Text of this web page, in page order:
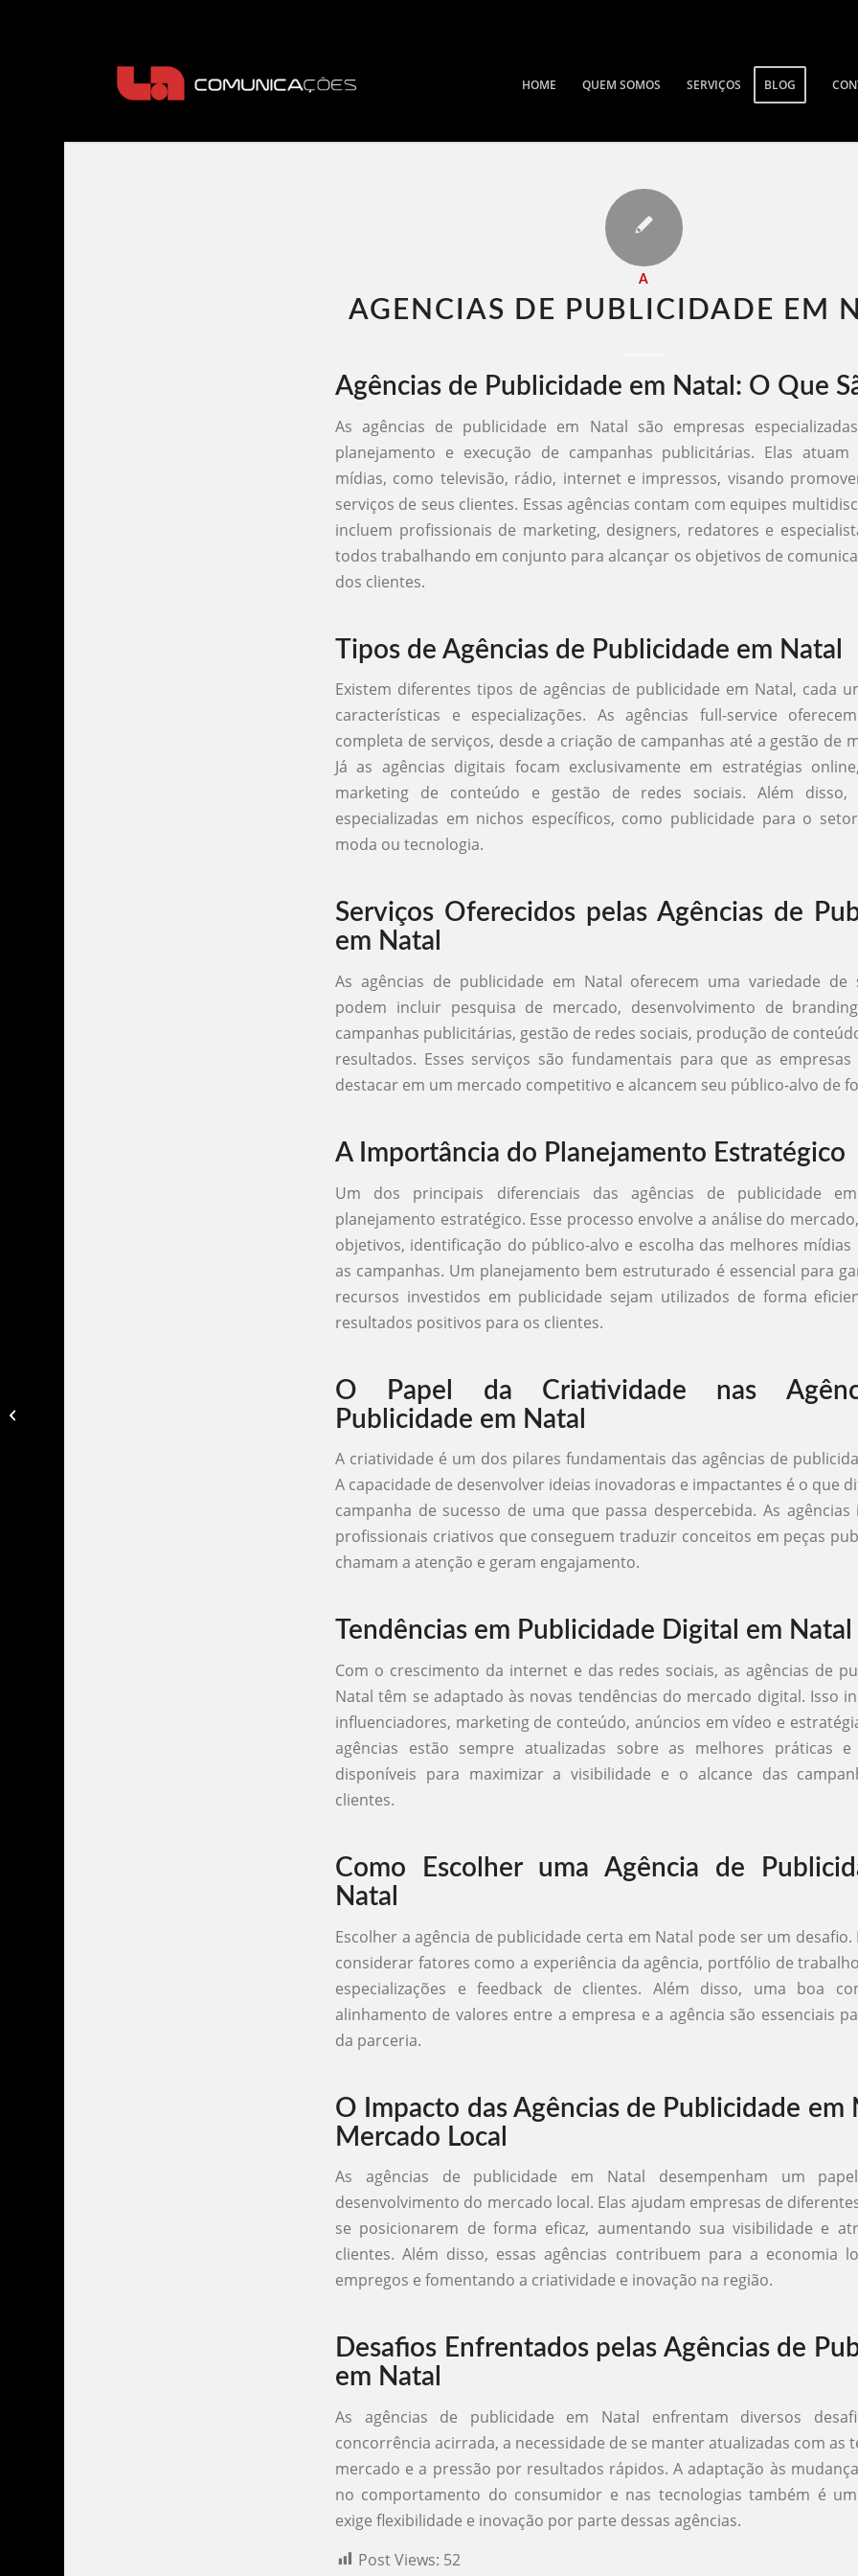
HOME QUEM SOMOS SERVIÇOS BLOG
A
AGENCIAS DE PUBLICIDADE EM
Agências de Publicidade em Natal: O Que
As agências de publicidade em Natal são empresas
planejamento e execução de campanhas publicitárias. Elas atuam
mídias, como televisão, rádio, internet e impressos, visando
serviços de seus clientes. Essas agências contam com equipes
incluem profissionais de marketing, designers, redatores e
todos trabalhando em conjunto para alcançar os objetivos de
dos clientes.
Tipos de Agências de Publicidade em Natal
Existem diferentes tipos de agências de publicidade em Natal, cada
características e especializações. As agências full-service
completa de serviços, desde a criação de campanhas até a gestão de
Já as agências digitais focam exclusivamente em estratégias
marketing de conteúdo e gestão de redes sociais. Além disso,
especializadas em nichos específicos, como publicidade para o
moda ou tecnologia.
Serviços Oferecidos pelas Agências de
em Natal
As agências de publicidade em Natal oferecem uma variedade de
podem incluir pesquisa de mercado, desenvolvimento de
campanhas publicitárias, gestão de redes sociais, produção de
resultados. Esses serviços são fundamentais para que as empresas
destacar em um mercado competitivo e alcancem seu público-alvo de
A Importância do Planejamento Estratégico
Um dos principais diferenciais das agências de publicidade
planejamento estratégico. Esse processo envolve a análise do
objetivos, identificação do público-alvo e escolha das melhores mídias
as campanhas. Um planejamento bem estruturado é essencial para
recursos investidos em publicidade sejam utilizados de forma
resultados positivos para os clientes.
O Papel da Criatividade nas
Publicidade em Natal
A criatividade é um dos pilares fundamentais das agências de
A capacidade de desenvolver ideias inovadoras e impactantes é o que
campanha de sucesso de uma que passa despercebida. As agências
profissionais criativos que conseguem traduzir conceitos em peças
chamam a atenção e geram engajamento.
Tendências em Publicidade Digital em Natal
Com o crescimento da internet e das redes sociais, as agências de
Natal têm se adaptado às novas tendências do mercado digital. Isso
influenciadores, marketing de conteúdo, anúncios em vídeo e
agências estão sempre atualizadas sobre as melhores práticas e
disponíveis para maximizar a visibilidade e o alcance das
clientes.
Como Escolher uma Agência de
Natal
Escolher a agência de publicidade certa em Natal pode ser um
considerar fatores como a experiência da agência, portfólio de
especializações e feedback de clientes. Além disso, uma boa
alinhamento de valores entre a empresa e a agência são essenciais
da parceria.
O Impacto das Agências de Publicidade em
Mercado Local
As agências de publicidade em Natal desempenham um
desenvolvimento do mercado local. Elas ajudam empresas de
se posicionarem de forma eficaz, aumentando sua visibilidade e
clientes. Além disso, essas agências contribuem para a economia
empregos e fomentando a criatividade e inovação na região.
Desafios Enfrentados pelas Agências de
em Natal
As agências de publicidade em Natal enfrentam diversos
concorrência acirrada, a necessidade de se manter atualizadas com as
mercado e a pressão por resultados rápidos. A adaptação às
no comportamento do consumidor e nas tecnologias também é
exige flexibilidade e inovação por parte dessas agências.
Post Views: 52